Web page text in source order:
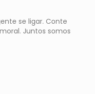
se ligar. Conte
Juntos somos